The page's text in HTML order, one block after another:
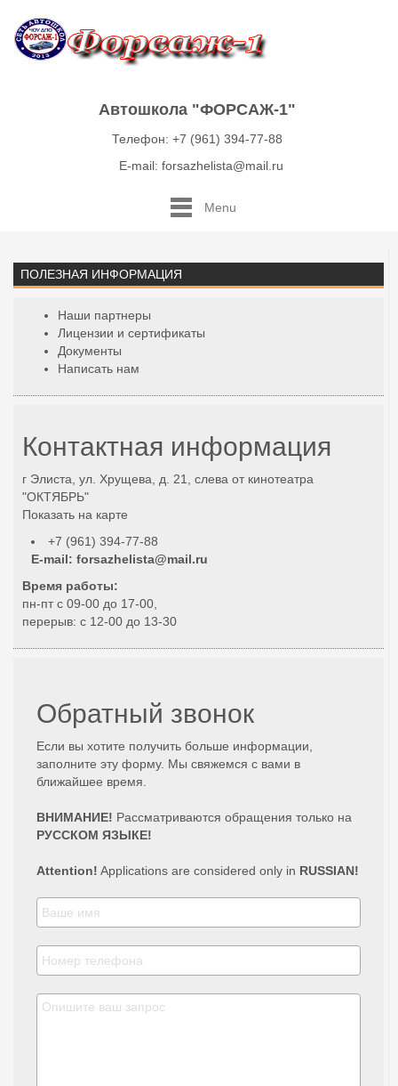
Автошкола "ФОРСАЖ-1"
Телефон: +7 (961) 394-77-88
E-mail: forsazhelista@mail.ru
Menu
ПОЛЕЗНАЯ ИНФОРМАЦИЯ
Наши партнеры
Лицензии и сертификаты
Документы
Написать нам
Контактная информация
г Элиста, ул. Хрущева, д. 21, слева от кинотеатра
"ОКТЯБРЬ"
Показать на карте
+7 (961) 394-77-88
E-mail: forsazhelista@mail.ru
Время работы:
пн-пт с 09-00 до 17-00,
перерыв: с 12-00 до 13-30
Обратный звонок
Если вы хотите получить больше информации,
заполните эту форму. Мы свяжемся с вами в
ближайшее время.
ВНИМАНИЕ! Рассматриваются обращения только на
РУССКОМ ЯЗЫКЕ!
Attention! Applications are considered only in RUSSIAN!